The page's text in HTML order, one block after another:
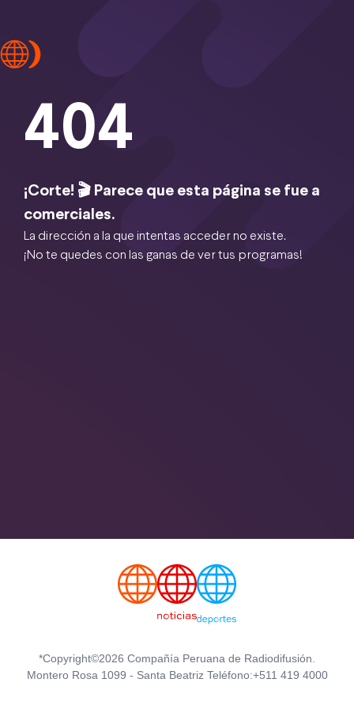
404
¡Corte! 🎬 Parece que esta página se fue a
comerciales.
La dirección a la que intentas acceder no existe.
¡No te quedes con las ganas de ver tus programas!
*Copyright©2026 Compañía Peruana de Radiodifusión.
Montero Rosa 1099 - Santa Beatriz Teléfono:+511 419 4000